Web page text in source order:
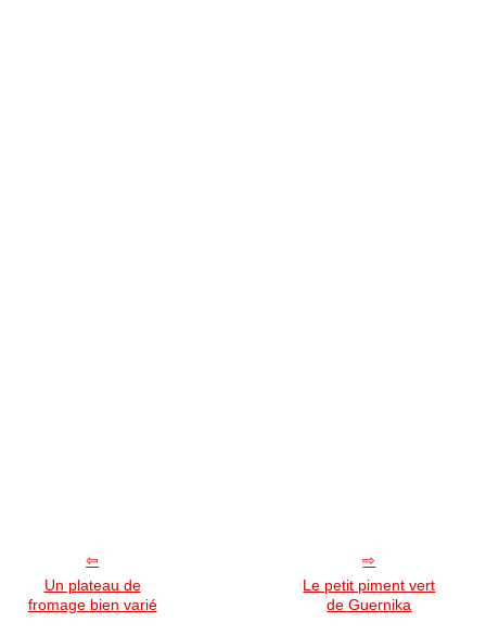
Un plateau de
fromage bien varié
Le petit piment vert
de Guernika